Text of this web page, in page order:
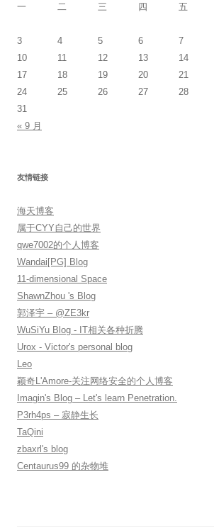
一
二 三 四 五
3
4 5 6 7
10
11 12 13 14
17
18 19 20 21
24
25 26 27 28
31
« 9 月
友情链接
海天博客
属于CYY自己的世界
qwe7002的个人博客
Wandai[PG] Blog
11-dimensional Space
ShawnZhou 's Blog
郭泽宇 – @ZE3kr
WuSiYu Blog - IT相关各种折腾
Urox - Victor's personal blog
Leo
颖奇L'Amore-关注网络安全的个人博客
Imagin's Blog – Let's learn Penetration.
P3rh4ps – 寂静生长
TaQini
zbaxrl's blog
Centaurus99 的杂物堆